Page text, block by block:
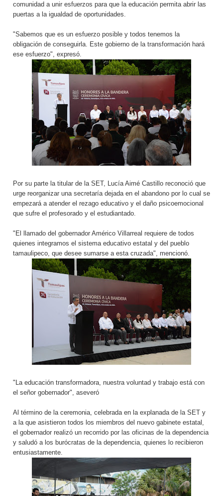
comunidad a unir esfuerzos para que la educación permita abrir las
puertas a la igualdad de oportunidades.
"Sabemos que es un esfuerzo posible y todos tenemos la
obligación de conseguirla. Este gobierno de la transformación hará
ese esfuerzo", expresó.
Por su parte la titular de la SET, Lucía Aimé Castillo reconoció que
urge reorganizar una secretaría dejada en el abandono por lo cual se
empezará a atender el rezago educativo y el daño psicoemocional
que sufre el profesorado y el estudiantado.
"El llamado del gobernador Américo Villarreal requiere de todos
quienes integramos el sistema educativo estatal y del pueblo
tamaulipeco, que desee sumarse a esta cruzada", mencionó.
"La educación transformadora, nuestra voluntad y trabajo está con
el señor gobernador", aseveró
Al término de la ceremonia, celebrada en la explanada de la SET y
a la que asistieron todos los miembros del nuevo gabinete estatal,
el gobernador realizó un recorrido por las oficinas de la dependencia
y saludó a los burócratas de la dependencia, quienes lo recibieron
entusiastamente.